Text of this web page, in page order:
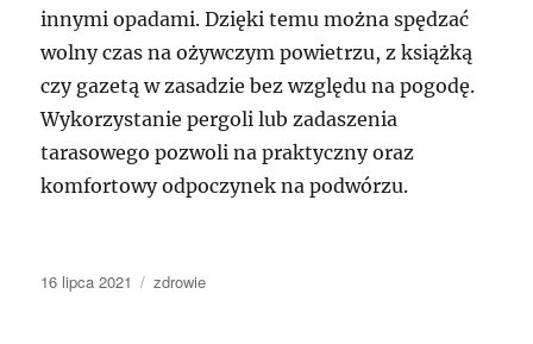
innymi opadami. Dzięki temu można spędzać
wolny czas na ożywczym powietrzu, z książką
czy gazetą w zasadzie bez względu na pogodę.
Wykorzystanie pergoli lub zadaszenia
tarasowego pozwoli na praktyczny oraz
komfortowy odpoczynek na podwórzu.
Data
16 lipca 2021 Kategorie
zdrowie